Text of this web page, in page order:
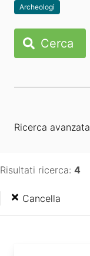
Archeologi
Cerca
Ricerca avanzata
Risultati ricerca: 4
Cancella